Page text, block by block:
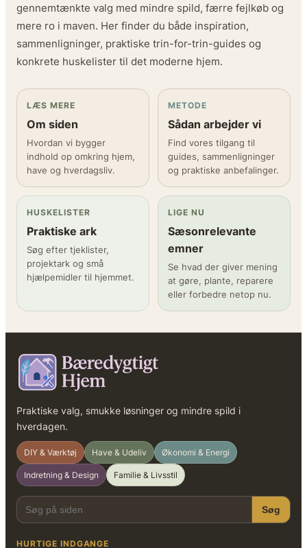
gennemtænkte valg med mindre spild, færre fejlkøb og
mere ro i maven. Her finder du både inspiration,
sammenligninger, praktiske trin-for-trin-guides og
konkrete huskelister til det moderne hjem.
LÆS MERE
Om siden
Hvordan vi bygger
indhold op omkring hjem,
have og hverdagsliv.
METODE
Sådan arbejder vi
Find vores tilgang til
guides, sammenligninger
og praktiske anbefalinger.
HUSKELISTER
Praktiske ark
Søg efter tjeklister,
projektark og små
hjælpemidler til hjemmet.
LIGE NU
Sæsonrelevante
emner
Se hvad der giver mening
at gøre, plante, reparere
eller forbedre netop nu.
Praktiske valg, smukke løsninger og mindre spild i
hverdagen.
DIY & Værktøj Have & Udeliv Økonomi & Energi
Indretning & Design Familie & Livsstil
Søg
HURTIGE INDGANGE